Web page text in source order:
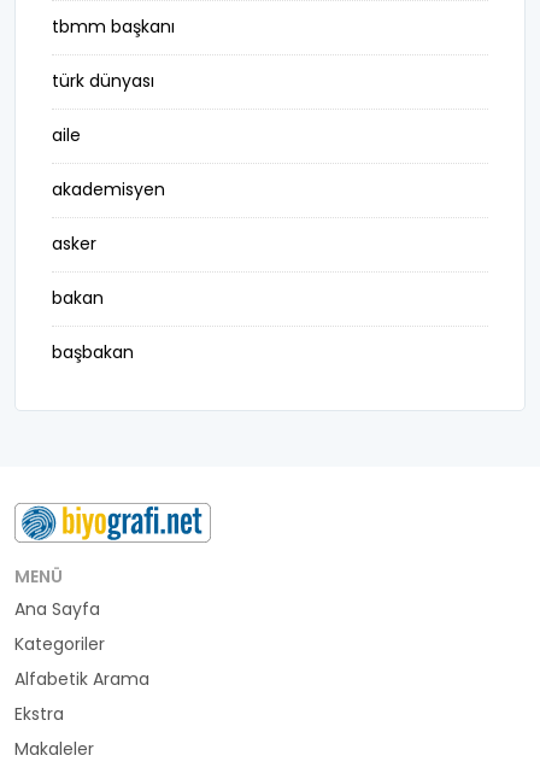
tbmm başkanı
türk dünyası
aile
akademisyen
asker
bakan
başbakan
belediye başkanı
buluş
bürokrat
büyükelçi
cumhurbaşkanı
MENÜ
Ana Sayfa
Kategoriler
Alfabetik Arama
Ekstra
Makaleler